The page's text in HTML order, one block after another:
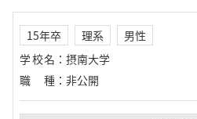
15年卒 理系
男性
学校名 ： 摂南大学
職種 ： 非公開